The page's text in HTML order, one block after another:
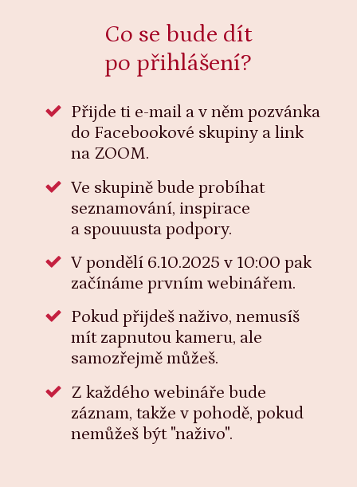
Co se bude dít
po přihlášení?
Přijde ti e-mail a v něm pozvánka
do Facebookové skupiny a link
na ZOOM.
Ve skupině bude probíhat
seznamování, inspirace
a spouuusta podpory.
V pondělí 6.10.2025 v 10:00 pak
začínáme prvním webinářem.
Pokud přijdeš naživo, nemusíš
mít zapnutou kameru, ale
samozřejmě můžeš.
Z každého webináře bude
záznam, takže v pohodě, pokud
nemůžeš být "naživo".